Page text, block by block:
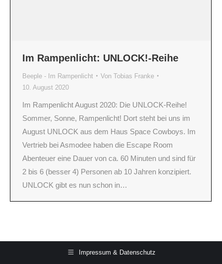
Im Rampenlicht: UNLOCK!-Reihe
Beeple - Im Rampenlicht Von Tobias Franke
10. August 2020
Im Rampenlicht August 2020: Die UNLOCK-Reihe!
Sommer, Sonne, Rampenlicht! Dort steht bei uns im
August UNLOCK aus dem Haus Space Cowboys. Im
Vertrieb bei Asmodee haben die Escape Room
Abenteuer eine Dauer von ca. 60 Minuten und sind für
2 bis 6 (besser 4) Personen ab 10 Jahren konzipiert.
UNLOCK gibt es nun schon in…
Impressum & Datenschutz